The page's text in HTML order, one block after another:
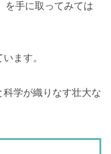
を手に取ってみては
ます。
学が織りなす壮大な